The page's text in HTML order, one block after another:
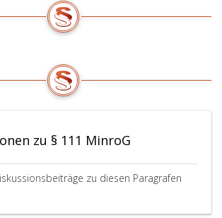
leisten.
den
durch
Arbeitnehmer
und
Hilfsmittel
Verdienstausfall,
zu § 111 MinroG
zu diesen Paragrafen